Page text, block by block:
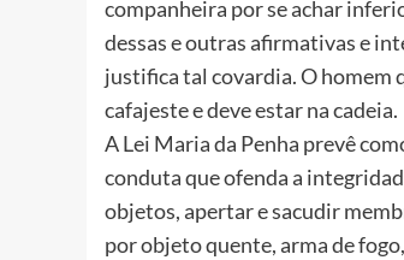
companheira por se achar
dessas e outras afirmativas e
justifica tal covardia. O homem
cafajeste e deve estar na cadeia.
A Lei Maria da Penha prevê
conduta que ofenda a
objetos, apertar e sacudir
por objeto quente, arma de